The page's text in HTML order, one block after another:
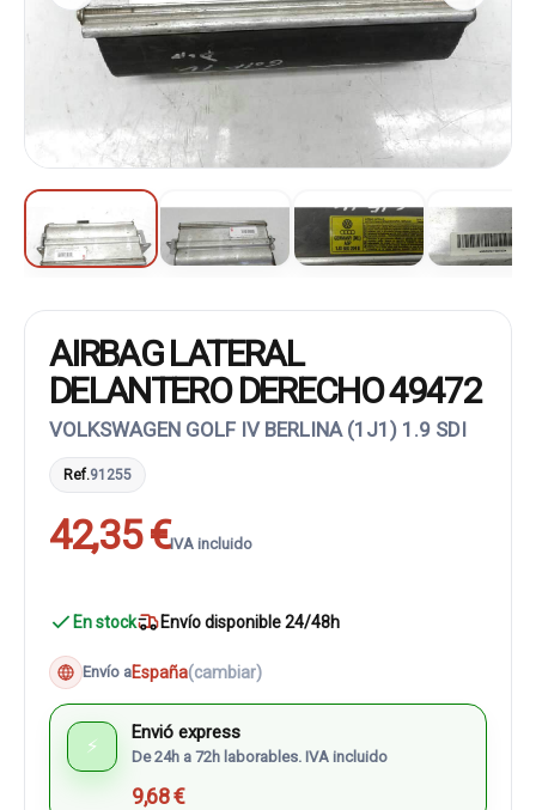
AIRBAG LATERAL
DELANTERO DERECHO 49472
VOLKSWAGEN GOLF IV BERLINA (1J1) 1.9 SDI
Ref.91255
42,35 €IVA incluido
En stock Envío disponible 24/48h
Envío aEspaña(cambiar)
⚡
Envió express
De 24h a 72h laborables. IVA incluido
9,68 €